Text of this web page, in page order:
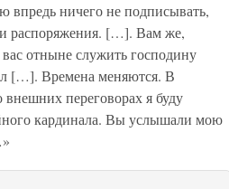
впредь ничего не подписывать,
и распоряжения. […]. Вам же,
отныне служить господину
[…]. Времена меняются. В
переговорах я буду
кардинала. Вы услышали мою